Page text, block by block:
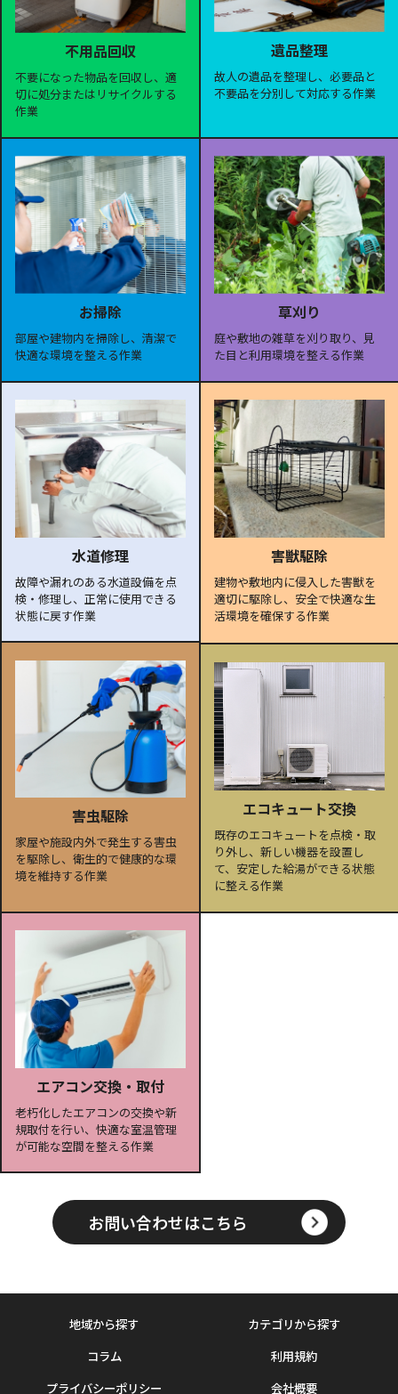
不用品回収
不要になった物品を回収し、適
切に処分またはリサイクルする
作業
遺品整理
故人の遺品を整理し、必要品と
不要品を分別して対応する作業
お掃除
部屋や建物内を掃除し、清潔で
快適な環境を整える作業
草刈り
庭や敷地の雑草を刈り取り、見
た目と利用環境を整える作業
水道修理
故障や漏れのある水道設備を点
検・修理し、正常に使用できる
状態に戻す作業
害獣駆除
建物や敷地内に侵入した害獣を
適切に駆除し、安全で快適な生
活環境を確保する作業
害虫駆除
家屋や施設内外で発生する害虫
を駆除し、衛生的で健康的な環
境を維持する作業
エコキュート交換
既存のエコキュートを点検・取
り外し、新しい機器を設置し
て、安定した給湯ができる状態
に整える作業
エアコン交換・取付
老朽化したエアコンの交換や新
規取付を行い、快適な室温管理
が可能な空間を整える作業
お問い合わせはこちら
地域から探す
カテゴリから探す
コラム
利用規約
プライバシーポリシー
会社概要